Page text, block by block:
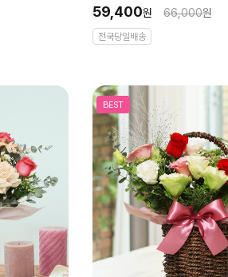
59,400원 66,000원
전국당일배송
BEST